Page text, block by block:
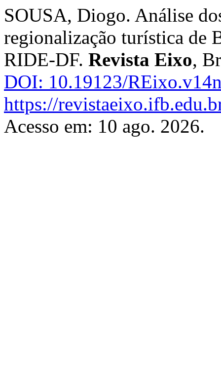
SOUSA, Diogo. Análise
regionalização turística de
RIDE-DF. Revista Eixo,
DOI: 10.19123/
https://
Acesso em: 10 ago. 2026.